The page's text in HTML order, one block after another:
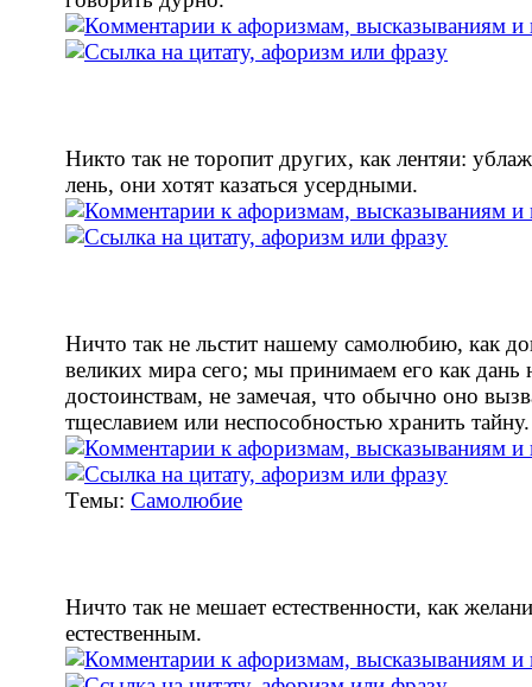
Никто так не торопит других, как лентяи:
лень, они хотят казаться усердными.
Ничто так не льстит нашему самолюбию, как
великих мира сего; мы принимаем его как
достоинствам, не замечая, что обычно оно
тщеславием или неспособностью хранить тайну.
Tемы: Самолюбие
Ничто так не мешает естественности, как
естественным.